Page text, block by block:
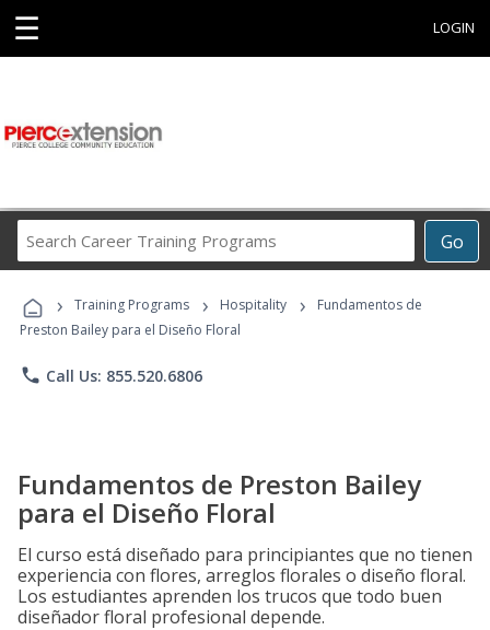
☰ LOGIN
Go
Career
Programs
› Training Programs › Hospitality ›
Fundamentos de
Preston Bailey para el Diseño Floral
phone Call Us: 855.520.6806
Fundamentos de Preston Bailey
para el Diseño Floral
El curso está diseñado para principiantes que no tienen
experiencia con flores, arreglos florales o diseño floral.
Los estudiantes aprenden los trucos que todo buen
diseñador floral profesional depende.